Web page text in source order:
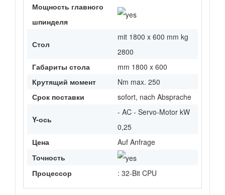
Мощность главного
шпинделя
Стол
mit 1800 x 600 mm kg
2800
Габариты стола
mm 1800 x 600
Крутящий момент
Nm max. 250
Срок поставки
sofort, nach Absprache
Y-ось
- AC - Servo-Motor kW
0,25
Цена
Auf Anfrage
Точность
Процессор
: 32-Bit CPU